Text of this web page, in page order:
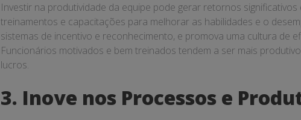
Investir na produtividade da equipe pode gerar retornos
treinamentos e capacitações para melhorar as habilidades e o
sistemas de incentivo e reconhecimento, e promova uma cultura de
Funcionários motivados e bem treinados tendem a ser mais
lucros.
3. Inove nos Processos e